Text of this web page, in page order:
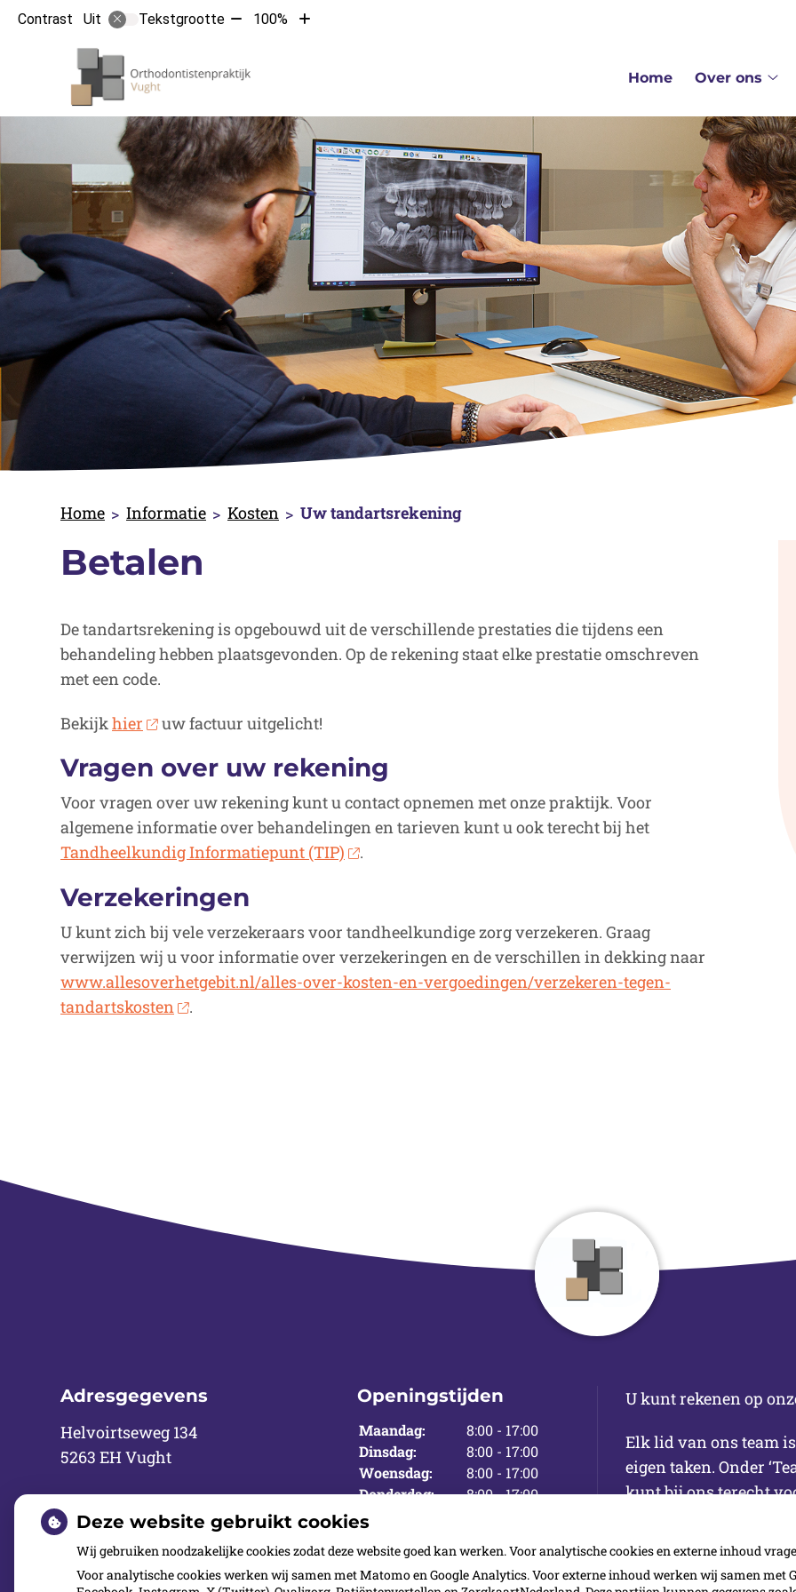
Contrast Uit Tekstgrootte Tekst
10%
100%
Tekst
Home
Over ons
Home Informatie Kosten Uw tandartsrekening
Betalen
De tandartsrekening is opgebouwd uit de verschillende prestaties die tijdens een
behandeling hebben plaatsgevonden. Op de rekening staat elke prestatie omschreven
met een code.
Bekijkhier uw factuur uitgelicht!
Vragen over uw rekening
Voor vragen over uw rekening kunt u contact opnemen met onze praktijk. Voor
algemene informatie over behandelingen en tarieven kunt u ook terecht bij het
Tandheelkundig Informatiepunt (TIP)
.
Verzekeringen
U kunt zich bij vele verzekeraars voor tandheelkundige zorg verzekeren. Graag
verwijzen wij u voor informatie over verzekeringen en de verschillen in dekking naar
www.allesoverhetgebit.nl/alles-over-kosten-en-vergoedingen/verzekeren-tegen-
tandartskosten
.
Adresgegevens
Helvoirtseweg 134
5263 EH Vught
Tel:073 6840055
E-mail:info@orthovught.nl
Openingstijden
Maandag:
8:00 - 17:00
Dinsdag:
8:00 - 17:00
Woensdag:
8:00 - 17:00
Donderdag:
8:00 - 17:00
Vrijdag:
U kunt rekenen op
Elk lid van ons team
eigen taken. Onder
kunt bij ons terecht
Deze website gebruikt cookies
Wij gebruiken noodzakelijke cookies zodat deze website goed kan werken. Voor analytische cookies en externe inhoud
Voor analytische cookies werken wij samen met Matomo en Google Analytics. Voor externe inhoud werken wij samen met